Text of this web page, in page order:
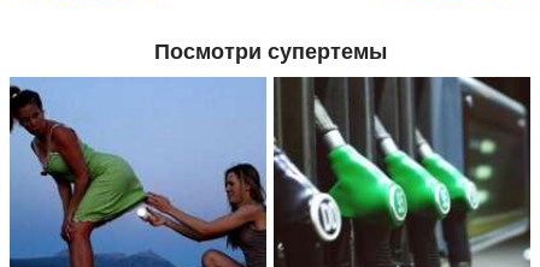
Посмотри супертемы